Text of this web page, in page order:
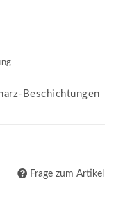
Beschichtungen
Frage zum Artikel